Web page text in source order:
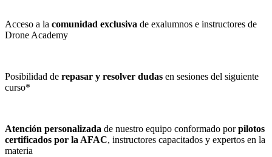
Acceso a la comunidad exclusiva de exalumnos e instructores de
Drone Academy
Posibilidad de repasar y resolver dudas en sesiones del siguiente
curso*
Atención personalizada de nuestro equipo conformado porpilotos
certificados por la AFAC, instructores capacitados y expertos en la
materia